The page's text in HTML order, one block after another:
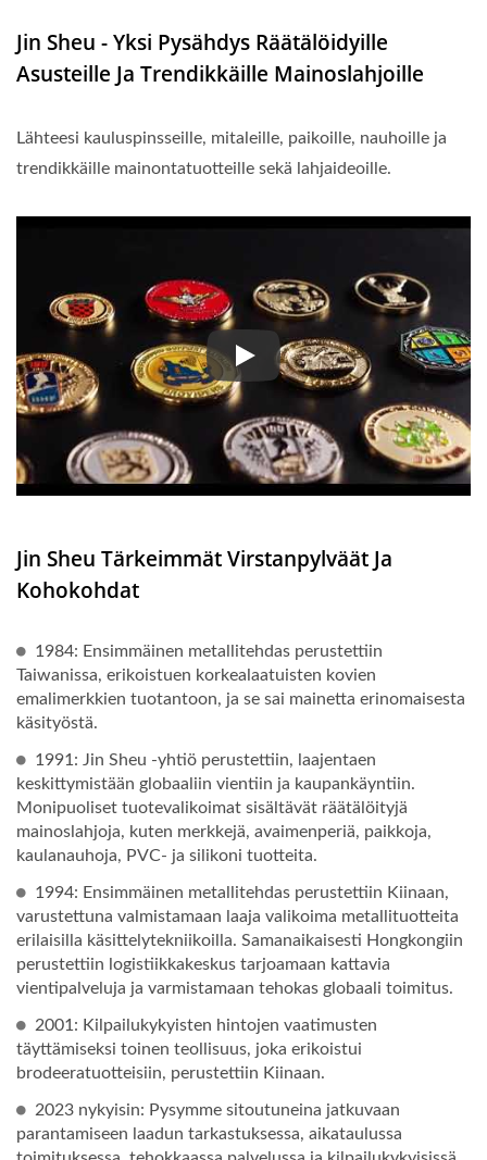
Jin Sheu - Yksi Pysähdys Räätälöidyille
Asusteille Ja Trendikkäille Mainoslahjoille
Lähteesi kauluspinsseille, mitaleille, paikoille, nauhoille ja
trendikkäille mainontatuotteille sekä lahjaideoille.
Lähteesi kauluspinsseille,
Jin Sheu Tärkeimmät Virstanpylväät Ja
Kohokohdat
1984: Ensimmäinen metallitehdas perustettiin
Taiwanissa, erikoistuen korkealaatuisten kovien
emalimerkkien tuotantoon, ja se sai mainetta erinomaisesta
käsityöstä.
1991: Jin Sheu -yhtiö perustettiin, laajentaen
keskittymistään globaaliin vientiin ja kaupankäyntiin.
Monipuoliset tuotevalikoimat sisältävät räätälöityjä
mainoslahjoja, kuten merkkejä, avaimenperiä, paikkoja,
kaulanauhoja, PVC- ja silikoni tuotteita.
1994: Ensimmäinen metallitehdas perustettiin Kiinaan,
varustettuna valmistamaan laaja valikoima metallituotteita
erilaisilla käsittelytekniikoilla. Samanaikaisesti Hongkongiin
perustettiin logistiikkakeskus tarjoamaan kattavia
vientipalveluja ja varmistamaan tehokas globaali toimitus.
2001: Kilpailukykyisten hintojen vaatimusten
täyttämiseksi toinen teollisuus, joka erikoistui
brodeeratuotteisiin, perustettiin Kiinaan.
2023 nykyisin: Pysymme sitoutuneina jatkuvaan
parantamiseen laadun tarkastuksessa, aikataulussa